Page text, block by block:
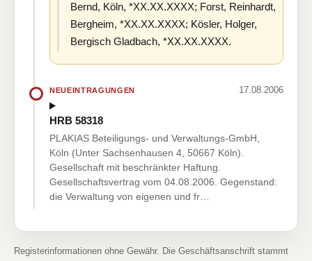
Bernd, Köln, *XX.XX.XXXX; Forst, Reinhardt,
Bergheim, *XX.XX.XXXX; Kösler, Holger,
Bergisch Gladbach, *XX.XX.XXXX.
NEUEINTRAGUNGEN 17.08.2006
HRB 58318
PLAKIAS Beteiligungs- und Verwaltungs-GmbH,
Köln (Unter Sachsenhausen 4, 50667 Köln).
Gesellschaft mit beschränkter Haftung.
Gesellschaftsvertrag vom 04.08.2006. Gegenstand:
die Verwaltung von eigenen und fr…
Registerinformationen ohne Gewähr. Die Geschäftsanschrift stammt